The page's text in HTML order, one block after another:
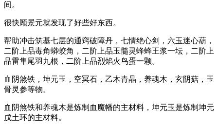
间。
很快顾景元就发现了好些好东西。
帮助冲击筑基七层的通窍破障丹，七情绝心剑，六玉迷心葫，
二阶上品毒角蟒蛟角，二阶上品玉髓灵蜂蜂王浆一坛，二阶上
品雷隼尾羽九根，二阶上品烈焰火鸟蛋一颗。
血阴煞铁，坤元玉，空冥石，乙木青晶，养魂木，玄阴菇，玉
骨灵参等物。
血阴煞铁和养魂木是炼制血魔幡的主材料，坤元玉是炼制坤元
戊土环的主材料。